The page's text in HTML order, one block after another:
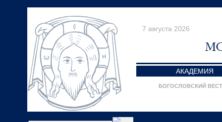
7 августа 2026
АКАДЕМИЯ
БОГОСЛОВСКИЙ